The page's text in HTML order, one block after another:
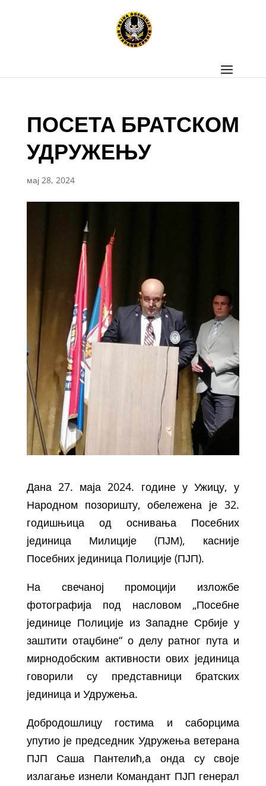
ПОСЕТА БРАТСКОМ
УДРУЖЕЊУ
мај 28, 2024
Дана 27. маја 2024. године у Ужицу, у
Народном позоришту, обележена је 32.
годишњица од оснивања Посебних
јединица Милиције (ПЈМ), касније
Посебних јединица Полиције (ПЈП).
На свечаној промоцији изложбе
фотографија под насловом „Посебне
јединице Полиције из Западне Србије у
заштити отаџбине“ о делу ратног пута и
мирнодобским активности ових јединица
говорили су представници братских
јединица и Удружења.
Добродошлицу гостима и саборцима
упутио је председник Удружења ветерана
ПЈП Саша Пантелић,а онда су своје
излагање изнели Командант ПЈП генерал